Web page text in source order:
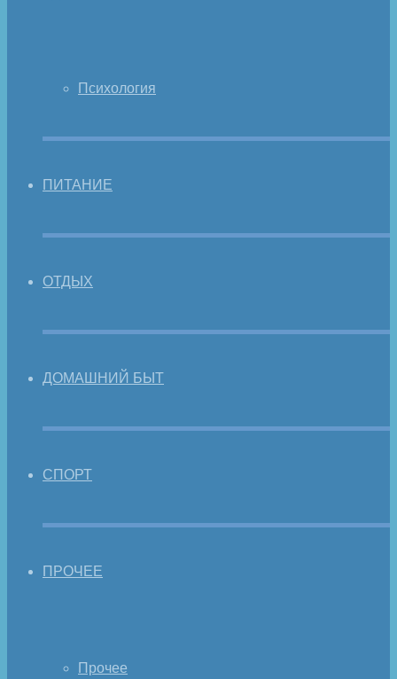
Психология
ПИТАНИЕ
ОТДЫХ
ДОМАШНИЙ БЫТ
СПОРТ
ПРОЧЕЕ
Прочее